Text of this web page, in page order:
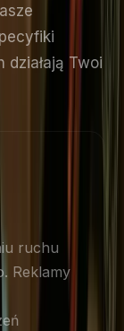
Twoi
ruchu
Reklamy